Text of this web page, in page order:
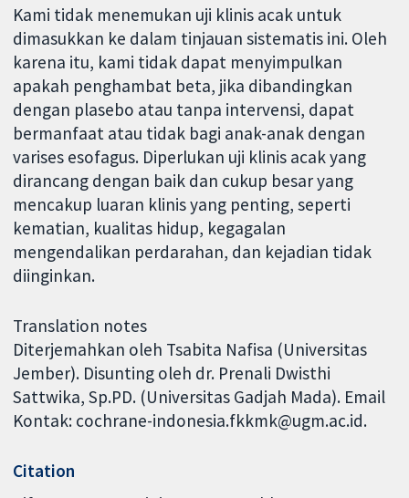
Kami tidak menemukan uji klinis acak untuk
dimasukkan ke dalam tinjauan sistematis ini. Oleh
karena itu, kami tidak dapat menyimpulkan
apakah penghambat beta, jika dibandingkan
dengan plasebo atau tanpa intervensi, dapat
bermanfaat atau tidak bagi anak-anak dengan
varises esofagus. Diperlukan uji klinis acak yang
dirancang dengan baik dan cukup besar yang
mencakup luaran klinis yang penting, seperti
kematian, kualitas hidup, kegagalan
mengendalikan perdarahan, dan kejadian tidak
diinginkan.
Translation notes
Diterjemahkan oleh Tsabita Nafisa (Universitas
Jember). Disunting oleh dr. Prenali Dwisthi
Sattwika, Sp.PD. (Universitas Gadjah Mada). Email
Kontak: cochrane-indonesia.fkkmk@ugm.ac.id.
Citation